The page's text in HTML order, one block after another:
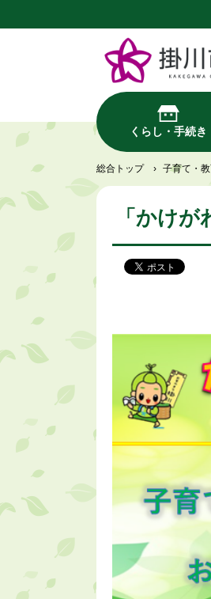
くらし・手続き
総合トップ › 子育て・
「かけ